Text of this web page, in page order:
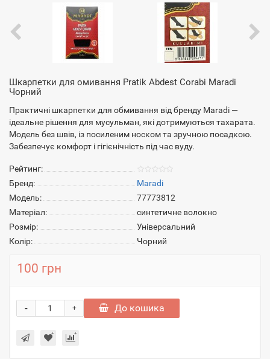
Шкарпетки для омивання Pratik Abdest Corabi Maradi
Чорний
Практичні шкарпетки для обмивання від бренду Maradi —
ідеальне рішення для мусульман, які дотримуються тахарата.
Модель без швів, із посиленим носком та зручною посадкою.
Забезпечує комфорт і гігієнічність під час вуду.
Рейтинг:
Бренд:
Maradi
Модель:
77773812
Матеріал:
синтетичне волокно
Розмір:
Універсальний
Колір:
Чорний
100 грн
+
- До кошика